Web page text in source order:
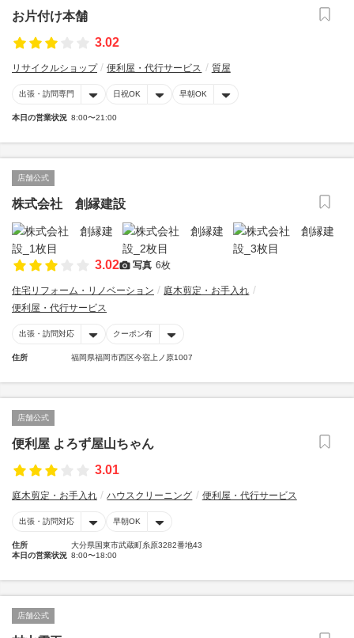
お片付け本舗
3.02
リサイクルショップ 便利屋・代行サービス 質屋
出張・訪問専門 日祝OK 早朝OK
本日の営業状況 8:00〜21:00
店舗公式
株式会社 創縁建設
3.02 写真 6枚
住宅リフォーム・リノベーション
庭木剪定・お手入れ
便利屋・代行サービス
出張・訪問対応 クーポン有
住所 福岡県福岡市西区今宿上ノ原1007
店舗公式
便利屋 よろず屋山ちゃん
3.01
庭木剪定・お手入れ ハウスクリーニング 便利屋・代行サービス
出張・訪問対応 早朝OK
住所
大分県国東市武蔵町糸原3282番地43
本日の営業状況 8:00〜18:00
店舗公式